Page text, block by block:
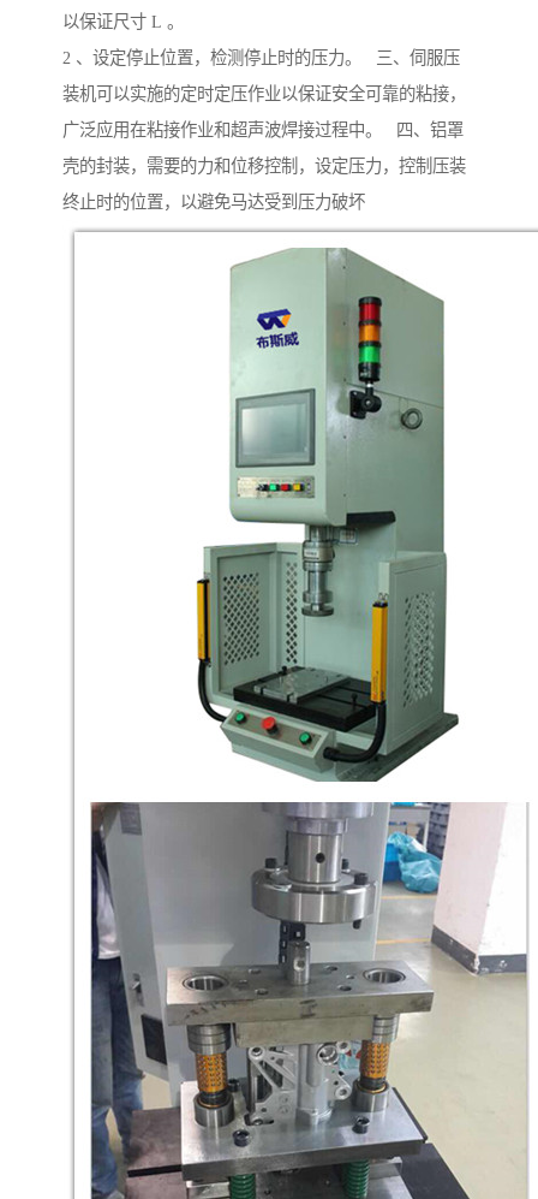
以保证尺寸 L 。
2 、设定停止位置，检测停止时的压力。 三、伺服压
装机可以实施的定时定压作业以保证安全可靠的粘接，
广泛应用在粘接作业和超声波焊接过程中。 四、铝罩
壳的封装，需要的力和位移控制，设定压力，控制压装
终止时的位置，以避免马达受到压力破坏